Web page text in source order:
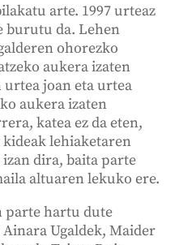
arte. 1997 urteaz
burutu da. Lehen
ohorezko
aukera izaten
urtea joan eta urtea
aukera izaten
katea ez da eten,
lehiaketaren
dira, baita parte
altuaren lekuko ere.
parte hartu dute
Ugaldek, Maider